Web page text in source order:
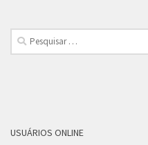
Pesquisar
por:
USUÁRIOS ONLINE